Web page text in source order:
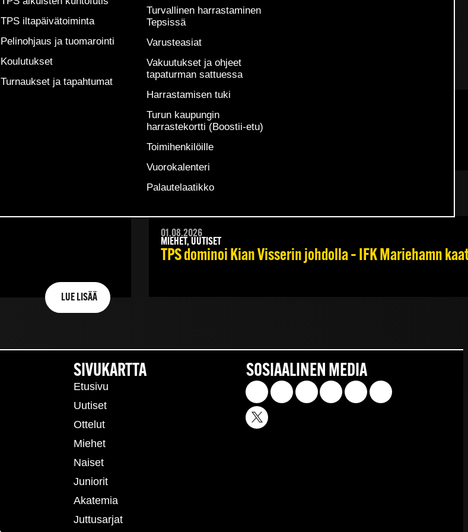
TPS iltapäivätoiminta
Pelinohjaus ja tuomarointi
Koulutukset
Turnaukset ja tapahtumat
Turvallinen harrastaminen
Tepsissä
Varusteasiat
Vakuutukset ja ohjeet
tapaturman sattuessa
Harrastamisen tuki
Turun kaupungin
harrastekortti (Boostii-etu)
Toimihenkilöille
Vuorokalenteri
Palautelaatikko
MIEHET, UUTISET
Theodoros Tsirigotis ei jatka TPS:n riveissä
LUE LISÄÄ
01.08.2026
MIEHET, UUTISET
TPS dominoi Kian Visserin johdolla – IFK Mariehamn
SIVUKARTTA
Etusivu
Uutiset
Ottelut
Miehet
Naiset
Juniorit
Akatemia
Juttusarjat
SOSIAALINEN MEDIA